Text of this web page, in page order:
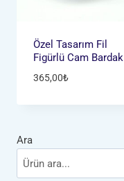
Özel Tasarım Fil
Figürlü Cam Bardak
365,00₺
Ara